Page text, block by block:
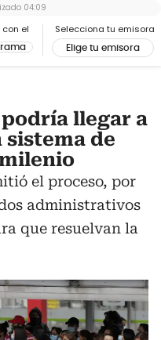
con el Selecciona tu emisora
Elige tu emisora
04:09
llegar a
de
el proceso, por
administrativos
que resuelvan la